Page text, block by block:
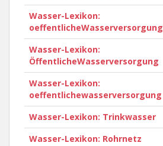
Wasser-Lexikon:
oeffentlicheWasserversorgung
Wasser-Lexikon:
ÖffentlicheWasserversorgung
Wasser-Lexikon:
oeffentlichewasserversorgung
Wasser-Lexikon: Trinkwasser
Wasser-Lexikon: Rohrnetz